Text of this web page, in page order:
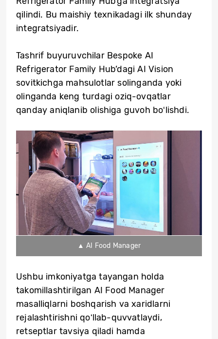
qilindi. Bu maishiy texnikadagi ilk shunday
integratsiyadir.
Tashrif buyuruvchilar Bespoke AI
Refrigerator Family Hub’dagi AI Vision
sovitkichga mahsulotlar solinganda yoki
olinganda keng turdagi oziq-ovqatlar
qanday aniqlanib olishiga guvoh boʻlishdi.
▲ AI Food Manager
Ushbu imkoniyatga tayangan holda
takomillashtirilgan AI Food Manager
masalliqlarni boshqarish va xaridlarni
rejalashtirishni qoʻllab-quvvatlaydi,
retseptlar tavsiya qiladi hamda